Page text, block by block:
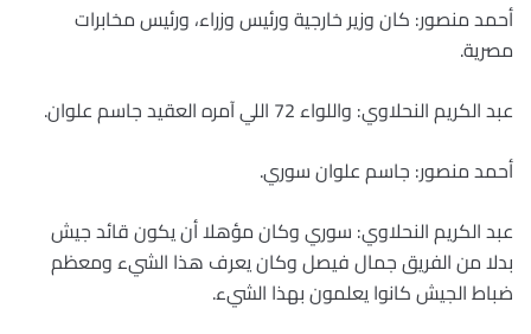
أحمد منصور: كان وزير خارجية ورئيس وزراء، ورئيس مخابرات
مصرية.
عبد الكريم النحلاوي: واللواء 72 اللي آمره العقيد جاسم علوان.
أحمد منصور: جاسم علوان سوري.
عبد الكريم النحلاوي: سوري وكان مؤهلا أن يكون قائد جيش
بدلا من الفريق جمال فيصل وكان يعرف هذا الشيء ومعظم
ضباط الجيش كانوا يعلمون بهذا الشيء.